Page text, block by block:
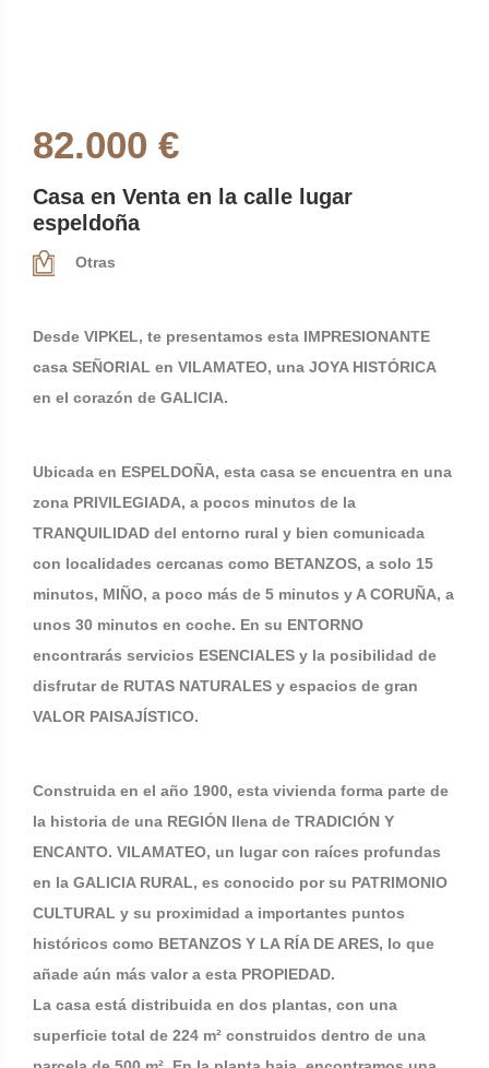
82.000 €
Casa en Venta en la calle lugar
espeldoña
Otras
Desde VIPKEL, te presentamos esta IMPRESIONANTE
casa SEÑORIAL en VILAMATEO, una JOYA HISTÓRICA
en el corazón de GALICIA.
Ubicada en ESPELDOÑA, esta casa se encuentra en una
zona PRIVILEGIADA, a pocos minutos de la
TRANQUILIDAD del entorno rural y bien comunicada
con localidades cercanas como BETANZOS, a solo 15
minutos, MIÑO, a poco más de 5 minutos y A CORUÑA, a
unos 30 minutos en coche. En su ENTORNO
encontrarás servicios ESENCIALES y la posibilidad de
disfrutar de RUTAS NATURALES y espacios de gran
VALOR PAISAJÍSTICO.
Construida en el año 1900, esta vivienda forma parte de
la historia de una REGIÓN llena de TRADICIÓN Y
ENCANTO. VILAMATEO, un lugar con raíces profundas
en la GALICIA RURAL, es conocido por su PATRIMONIO
CULTURAL y su proximidad a importantes puntos
históricos como BETANZOS Y LA RÍA DE ARES, lo que
añade aún más valor a esta PROPIEDAD.
La casa está distribuida en dos plantas, con una
superficie total de 224 m² construidos dentro de una